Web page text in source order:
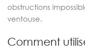
obstructions
ventouse.
Comment